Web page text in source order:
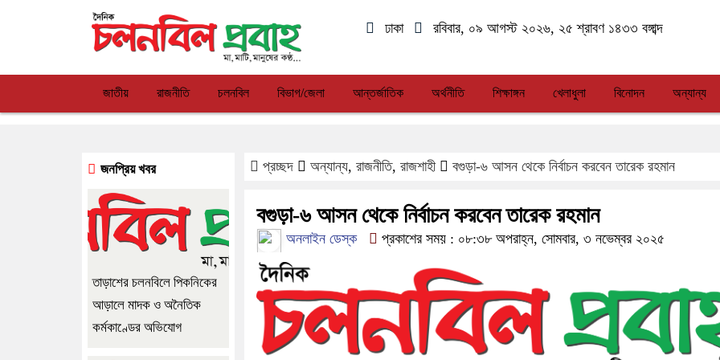
ঢাকা রবিবার, ০৯ আগস্ট ২০২৬, ২৫ শ্রাবণ ১৪৩৩ বঙ্গাব্দ
জাতীয় রাজনীতি চলনবিল বিভাগ/জেলা আন্তর্জাতিক অর্থনীতি শিক্ষাঙ্গন খেলাধুলা বিনোদন অন্যান্য
প্রচ্ছদ অন্যান্য, রাজনীতি, রাজশাহী বগুড়া-৬ আসন থেকে নির্বাচন করবেন তারেক রহমান
বগুড়া-৬ আসন থেকে নির্বাচন করবেন তারেক রহমান
অনলাইন ডেস্ক প্রকাশের সময় : ০৮:৩৮ অপরাহ্ন, সোমবার, ৩ নভেম্বর ২০২৫
জনপ্রিয় খবর
তাড়াশের চলনবিলে পিকনিকের
আড়ালে মাদক ও অনৈতিক
কর্মকাণ্ডের অভিযোগ